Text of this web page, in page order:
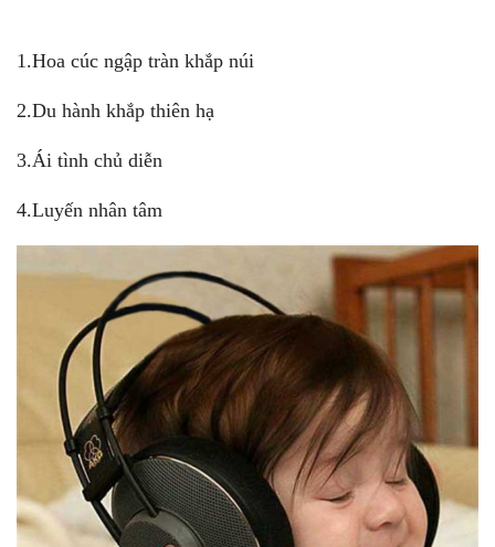
1.Hoa cúc ngập tràn khắp núi
2.Du hành khắp thiên hạ
3.Ái tình chủ diễn
4.Luyến nhân tâm